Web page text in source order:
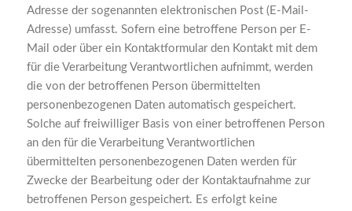
Adresse der sogenannten elektronischen Post (E-Mail-
Adresse) umfasst. Sofern eine betroffene Person per E-
Mail oder über ein Kontaktformular den Kontakt mit dem
für die Verarbeitung Verantwortlichen aufnimmt, werden
die von der betroffenen Person übermittelten
personenbezogenen Daten automatisch gespeichert.
Solche auf freiwilliger Basis von einer betroffenen Person
an den für die Verarbeitung Verantwortlichen
übermittelten personenbezogenen Daten werden für
Zwecke der Bearbeitung oder der Kontaktaufnahme zur
betroffenen Person gespeichert. Es erfolgt keine